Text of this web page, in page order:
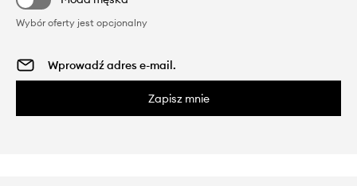
Wybór oferty jest opcjonalny
Zapisz mnie